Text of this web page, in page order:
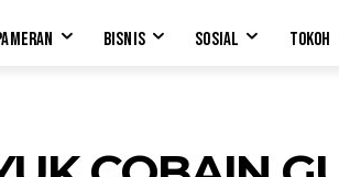
BISNIS SOSIAL TOKOH